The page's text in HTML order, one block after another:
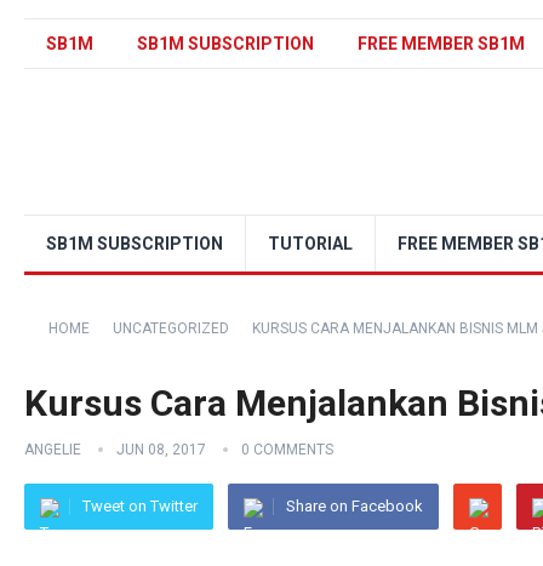
SB1M SB1M SUBSCRIPTION FREE MEMBER SB1M
SB1M SUBSCRIPTION TUTORIAL FREE MEMBER
HOME UNCATEGORIZED KURSUS CARA MENJALANKAN BISNIS MLM
Kursus Cara Menjalankan
ANGELIE JUN 08, 2017 0 COMMENTS
Tweet on Twitter Share on Facebook